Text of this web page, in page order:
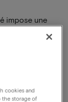
impose une
municipalités
utilisent
cookies and
the storage of